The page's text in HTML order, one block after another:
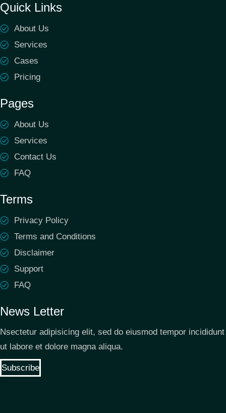
Quick Links
About Us
Services
Cases
Pricing
Pages
About Us
Services
Contact Us
FAQ
Terms
Privacy Policy
Terms and Conditions
Disclaimer
Support
FAQ
News Letter
Nsectetur adipisicing elit, sed do eiusmod tempor incididunt
ut labore et dolore magna aliqua.
Subscribe